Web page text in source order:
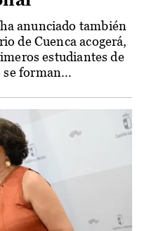
anunciado también
de Cuenca acogerá,
estudiantes de
forman...